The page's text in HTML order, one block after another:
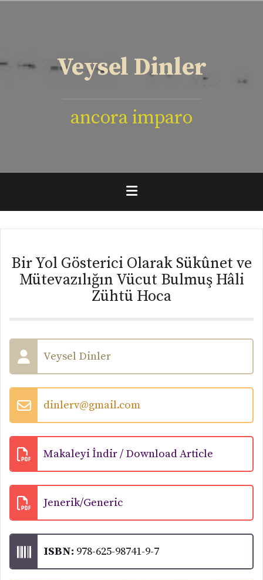
Veysel Dinler
ancora imparo
Bir Yol Gösterici Olarak Sükûnet ve
Mütevazılığın Vücut Bulmuş Hâli
Zühtü Hoca
Veysel Dinler
dinlerv@gmail.com
Makaleyi İndir / Download Article
Jenerik/Generic
ISBN: 978-625-98741-9-7